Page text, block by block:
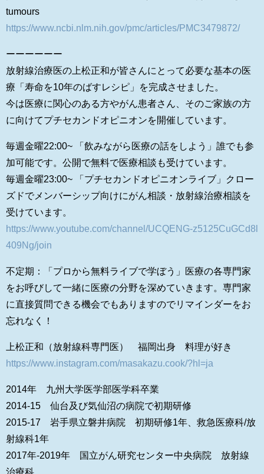
tumours
https://www.ncbi.nlm.nih.gov/pmc/articles/PMC3479872/
ーーーーーー
放射線治療医の上松正和が皆さんにとって必要な基本の医
療「寿命を10年のばすレシピ」を完成させました。
今は医療に関心のある方やがん患者さん、そのご家族の方
に向けてプチセカンドオピニオンを開催しています。
毎週金曜22:00~ 「飲みながら医療の話をしよう」誰でも参
加可能です。公開で無料で医療相談も受けています。
毎週金曜23:00~ 「プチセカンドオピニオンライブ」クロー
ズドでメンバーシップ向けにがん相談・放射線治療相談を
受けています。
https://www.youtube.com/channel/UCQENG-z5125CuGCd8l
409Ng/join
不定期：「プロから無料ライブで学ぼう」医療の各専門家
をお呼びして一緒に医療の分野を深めていきます。専門家
に直接質問できる機会でもありますのでリマインダーをお
忘れなく！
上松正和（放射線科専門医） 福岡出身 料理が好き
https://www.instagram.com/masakazu.cook/?hl=ja
2014年 九州大学医学部医学科卒業
2014-15 仙台及び気仙沼の病院で初期研修
2015-17 岩手県立磐井病院 初期研修1年、救急医療科/放
射線科1年
2017年-2019年 国立がん研究センター中央病院 放射線
治療科